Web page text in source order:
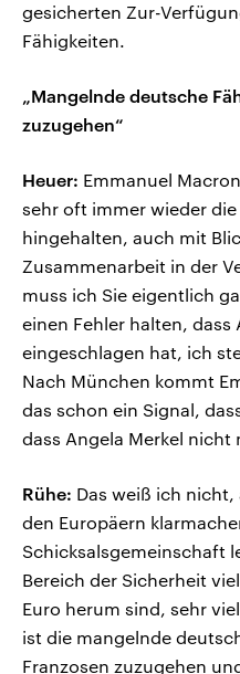
gesicherten Zur-
Fähigkeiten.
„Mangelnde deutsche
zuzugehen“
Heuer: Emmanuel
sehr oft immer wieder
hingehalten, auch mit
Zusammenarbeit in der
muss ich Sie eigentlich
einen Fehler halten, dass
eingeschlagen hat, ich
Nach München kommt
das schon ein Signal,
dass Angela Merkel nicht
Rühe: Das weiß ich
den Europäern
Schicksalsgemeinschaft
Bereich der Sicherheit
Euro herum sind, sehr
ist die mangelnde
Franzosen zuzugehen